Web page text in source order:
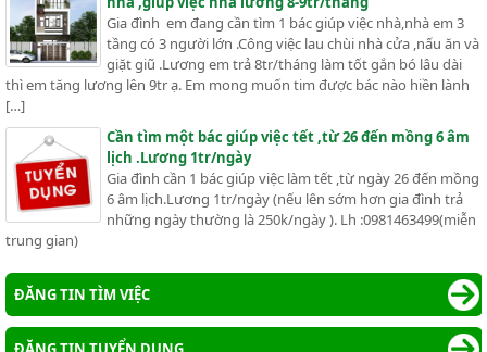
Gia đình em đang cần tìm 1 bác giúp việc nhà,nhà em 3
tầng có 3 người lớn .Công việc lau chùi nhà cửa ,nấu ăn và
giặt giũ .Lương em trả 8tr/tháng làm tốt gắn bó lâu dài
thì em tăng lương lên 9tr ạ. Em mong muốn tim được bác nào hiền lành
[…]
Cần tìm một bác giúp việc tết ,từ 26 đến mồng 6 âm
lịch .Lương 1tr/ngày
Gia đình cần 1 bác giúp việc làm tết ,từ ngày 26 đến mồng
6 âm lịch.Lương 1tr/ngày (nếu lên sớm hơn gia đình trả
những ngày thường là 250k/ngày ). Lh :0981463499(miễn
trung gian)
ĐĂNG TIN TÌM VIỆC